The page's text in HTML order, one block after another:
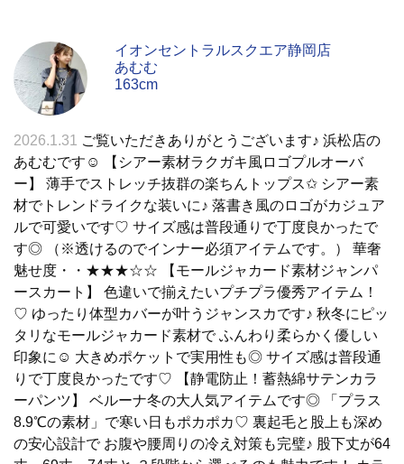
イオンセントラルスクエア静岡店
あむむ
163cm
2026.1.31
ご覧いただきありがとうございます♪ 浜松店の
あむむです☺︎︎ 【シアー素材ラクガキ風ロゴプルオーバ
ー】 薄手でストレッチ抜群の楽ちんトップス✩︎ シアー素
材でトレンドライクな装いに♪ 落書き風のロゴがカジュア
ルで可愛いです♡ サイズ感は普段通りで丁度良かったで
す◎ （※透けるのでインナー必須アイテムです。） 華奢
魅せ度・・★★★☆☆ 【モールジャカード素材ジャンパ
ースカート】 色違いで揃えたいプチプラ優秀アイテム！
♡ ゆったり体型カバーが叶うジャンスカです♪ 秋冬にピッ
タリなモールジャカード素材で ふんわり柔らかく優しい
印象に☺︎︎ 大きめポケットで実用性も◎ サイズ感は普段通
りで丁度良かったです♡ 【静電防止！蓄熱綿サテンカラ
ーパンツ】 ベルーナ冬の大人気アイテムです◎ 「プラス
8.9℃の素材」で寒い日もポカポカ♡ 裏起毛と股上も深め
の安心設計で お腹や腰周りの冷え対策も完璧♪ 股下丈が64